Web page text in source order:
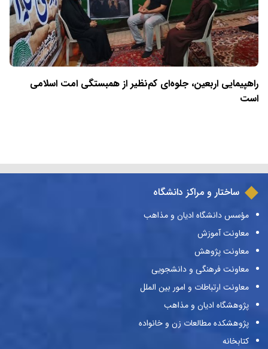
راهپیمایی اربعین، جلوه‌ای کم‌نظیر از همبستگی امت اسلامی
است
ساختار و مراکز دانشگاه
مؤسس دانشگاه ادیان و مذاهب
معاونت آموزش
معاونت پژوهش
معاونت فرهنگی و دانشجویی
معاونت ارتباطات و امور بین الملل
پژوهشگاه ادیان و مذاهب
پژوهشکده مطالعات زن و خانواده
کتابخانه